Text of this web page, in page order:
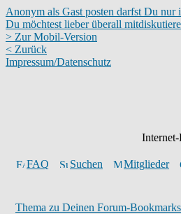
Anonym als Gast posten darfst Du nur
Du möchtest lieber überall
> Zur Mobil-Version
< Zurück
Impressum/Datenschutz
FAQ Suchen Mitglieder
Thema zu Deinen Forum-